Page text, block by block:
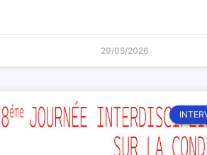
29/05/2026